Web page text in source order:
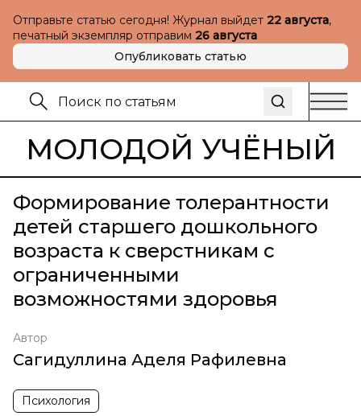
Отправьте статью сегодня! Журнал выйдет 22 августа,
печатный экземпляр отправим 26 августа
Опубликовать статью
МОЛОДОЙ УЧЁНЫЙ
Формирование толерантности
детей старшего дошкольного
возраста к сверстникам с
ограниченными
возможностями здоровья
Автор
Сагидуллина Аделя Рафилевна
Психология